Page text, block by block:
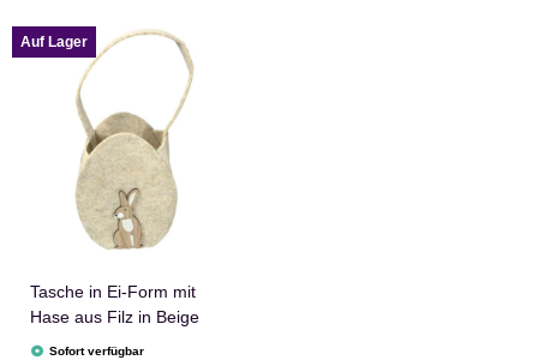
Auf Lager
Tasche in Ei-Form mit
Hase aus Filz in Beige
Sofort verfügbar